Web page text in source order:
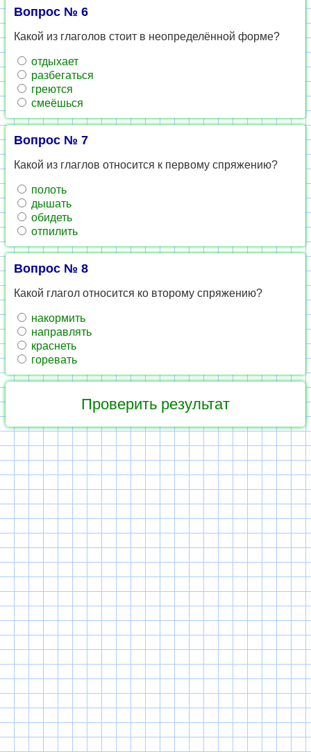
Вопрос № 6
Какой из глаголов стоит в неопределённой форме?
отдыхает
разбегаться
греются
смеёшься
Вопрос № 7
Какой из глаглов относится к первому спряжению?
полоть
дышать
обидеть
отпилить
Вопрос № 8
Какой глагол относится ко второму спряжению?
накормить
направлять
краснеть
горевать